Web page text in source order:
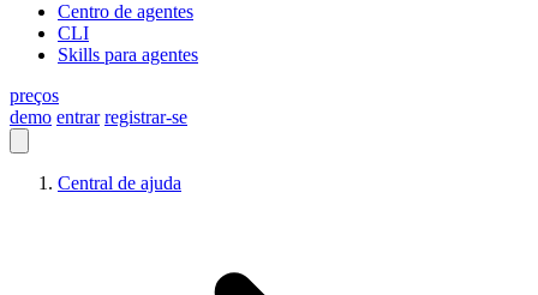
Centro de agentes
CLI
Skills para agentes
preços
demo entrar registrar-se
Central de ajuda